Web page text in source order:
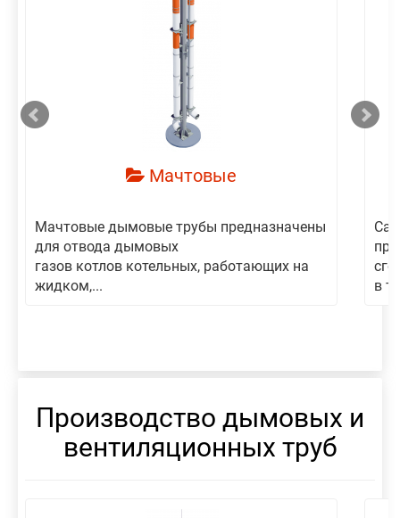
Мачтовые
Мачтовые дымовые трубы предназначены
для отвода дымовых
газов котлов котельных, работающих на
жидком,...
в
Производство дымовых и
вентиляционных труб